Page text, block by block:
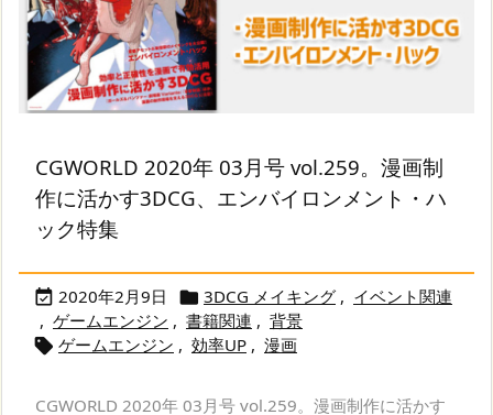
CGWORLD 2020年 03月号 vol.259。漫画制
作に活かす3DCG、エンバイロンメント・ハ
ック特集
 2020年2月9日  3DCG メイキング , イベント関連
, ゲームエンジン , 書籍関連 , 背景
 ゲームエンジン , 効率UP , 漫画
CGWORLD 2020年 03月号 vol.259。漫画制作に活かす